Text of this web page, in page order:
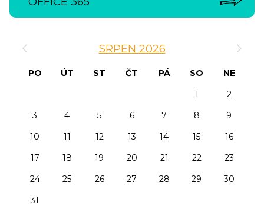
SRPEN 2026
PO ÚT ST ČT PÁ SO
NE
1
2
3
4 5 6 7 8
9
10
11 12 13 14 15
16
17
18 19 20 21 22
23
24
25 26 27 28 29
30
31